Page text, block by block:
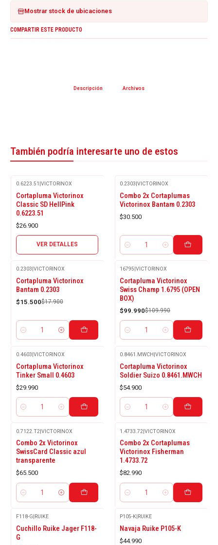
Mostrar stock de ubicaciones
COMPARTIR ESTE PRODUCTO
Descripción Archivos
También podría interesarte uno de estos
0.6223.51 |VICTORINOX
Cortapluma Victorinox
Classic SD HellPink
0.6223.51
$26.900
VER DETALLES
0.2303|VICTORINOX
Combo 2x Cortaplumas
Victorinox Bantam 0.2303
$30.500
Cantidad
-13%
OFF
0.2303 VICTORINOX
Cortapluma Victorinox
Bantam 0.2303
$15.500$17.900
Cantidad
-9%
OFF
16795 VICTORINOX
Cortapluma Victorinox
Swiss Champ 1.6795 (OPEN
BOX)
$99.990$109.990
Cantidad
0.4603|VICTORINOX
Cortapluma Victorinox
Tinker Small 0.4603
$29.990
Cantidad
0.8461.MWCH|VICTORINOX
Cortapluma Victorinox
Soldier Suizo 0.8461.MWCH
$54.900
Cantidad
0.7122.T2|VICTORINOX
Combo 2x Victorinox
SwissCard Classic azul
transparente
$65.500
Cantidad
1.4733.72|VICTORINOX
Combo 2x Cortaplumas
Victorinox Fisherman
1.4733.72
$82.990
Cantidad
F118-G RUIKE
Cuchillo Ruike Jager F118-
G
P105-K RUIKE
Navaja Ruike P105-K
$44.990